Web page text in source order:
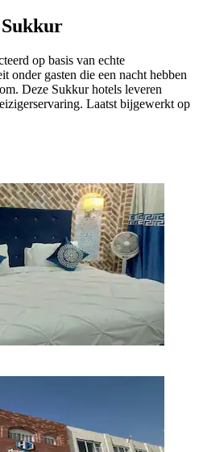
op basis van echte
onder gasten die een nacht hebben
Deze Sukkur hotels leveren
Laatst bijgewerkt op